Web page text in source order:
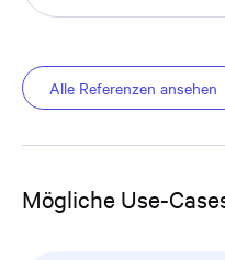
Alle Referenzen ansehen
Mögliche Use-